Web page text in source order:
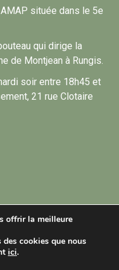
située dans le 5e
qui dirige la
de Montjean à Rungis.
soir entre 18h45 et
21 rue Clotaire
offrir la meilleure
cookies que nous
ici.